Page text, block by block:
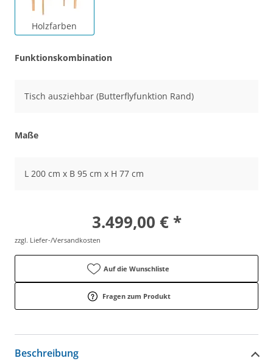
Holzfarben
Funktionskombination
Tisch ausziehbar (Butterflyfunktion Rand)
Maße
L 200 cm x B 95 cm x H 77 cm
3.499,00 € *
zzgl. Liefer-/Versandkosten
Auf die Wunschliste
Fragen zum Produkt
Beschreibung